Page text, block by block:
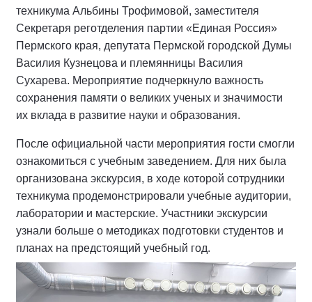
техникума Альбины Трофимовой, заместителя
Секретаря реготделения партии «Единая Россия»
Пермского края, депутата Пермской городской Думы
Василия Кузнецова и племянницы Василия
Сухарева. Мероприятие подчеркнуло важность
сохранения памяти о великих ученых и значимости
их вклада в развитие науки и образования.
После официальной части мероприятия гости смогли
ознакомиться с учебным заведением. Для них была
организована экскурсия, в ходе которой сотрудники
техникума продемонстрировали учебные аудитории,
лаборатории и мастерские. Участники экскурсии
узнали больше о методиках подготовки студентов и
планах на предстоящий учебный год.